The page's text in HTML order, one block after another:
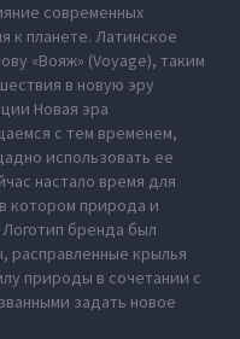
современных
к планете. Латинское
«Вояж» (Voyage), таким
в новую эру
Новая эра
с тем временем,
использовать ее
настало время для
котором природа и
бренда был
расправленные крылья
природы в сочетании с
задать новое